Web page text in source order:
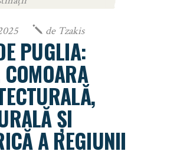
de Tzakis
PUGLIA:
ȘI
A REGIUNII